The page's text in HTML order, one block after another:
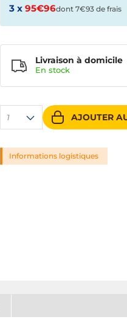
3 x 95€96dont 7€93 de frais
1 AJOUTER
Livraison à domicile
En stock
Informations logistiques